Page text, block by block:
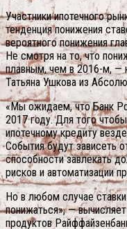
Участники ипотечного
тенденция понижения
вероятного понижения
Не смотря на то, что
плавным, чем в 2016-м, —
Татьяна Ушкова из
«Мы ожидаем, что Банк
2017 году. Для того
ипотечному кредиту
События будут зависеть
способности завлекать
рисков и автоматизации
Но в любом случае
понижаться», —
продуктов